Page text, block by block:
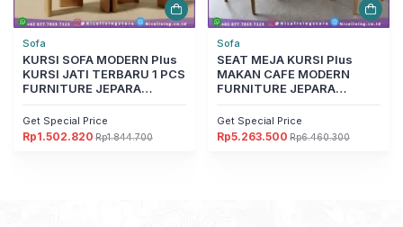
Sofa
KURSI SOFA MODERN Plus
KURSI JATI TERBARU 1 PCS
FURNITURE JEPARA
Get Special Price
Rp1.844.700
Harga
Rp1.502.820
Harga
Sofa
SEAT MEJA KURSI Plus
MAKAN CAFE MODERN
FURNITURE JEPARA
Get Special Price
Rp6.460.300
Harga
Rp5.263.500
Harga